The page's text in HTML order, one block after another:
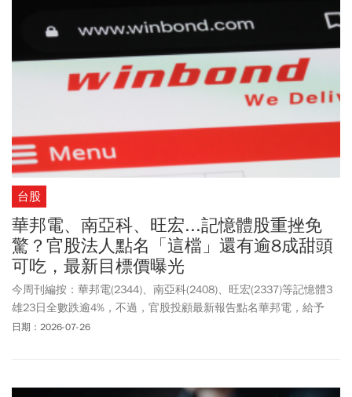
台股
華邦電、南亞科、旺宏...記憶體股重挫免
驚？官股法人點名「這檔」還有逾8成甜頭
可吃，最新目標價曝光
今周刊編按：華邦電(2344)、南亞科(2408)、旺宏(2337)等記憶體3
雄23日全數跌逾4%，不過，官股投顧最新報告點名華邦電，給予
「強力買進」建議，目標價自200元上調為285元，以目前股價
日期：2026-07-26